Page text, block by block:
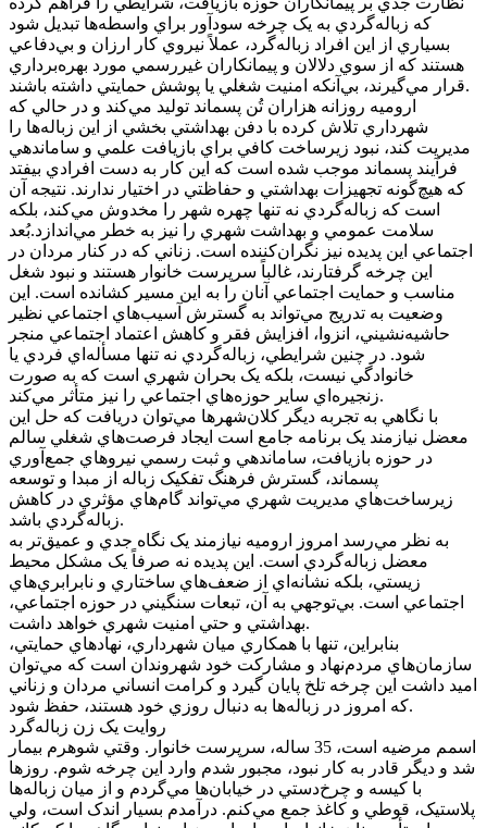
که زباله‌گردي به يک چرخه سودآور براي واسطه‌ها تبديل شود
بسياري از اين افراد زباله‌گرد، عملاً نيروي کار ارزان و بي‌دفاعي
هستند که از سوي دلالان و پيمانکاران غيررسمي مورد بهره‌برداري
قرار مي‌گيرند، بي‌آنکه امنيت شغلي يا پوشش حمايتي داشته باشند.
اروميه روزانه هزاران تُن پسماند توليد مي‌کند و در حالي که
شهرداري تلاش کرده با دفن بهداشتي بخشي از اين زباله‌ها را
مديريت کند، نبود زيرساخت کافي براي بازيافت علمي و ساماندهي
فرآيند پسماند موجب شده است که اين کار به دست افرادي بيفتد
که هيچ‌گونه تجهيزات بهداشتي و حفاظتي در اختيار ندارند. نتيجه آن
است که زباله‌گردي نه تنها چهره شهر را مخدوش مي‌کند، بلکه
سلامت عمومي و بهداشت شهري را نيز به خطر مي‌اندازد.بُعد
اجتماعي اين پديده نيز نگران‌کننده است. زناني که در کنار مردان در
اين چرخه گرفتارند، غالباً سرپرست خانوار هستند و نبود شغل
مناسب و حمايت اجتماعي آنان را به اين مسير کشانده است. اين
وضعيت به تدريج مي‌تواند به گسترش آسيب‌هاي اجتماعي نظير
حاشيه‌نشيني، انزوا، افزايش فقر و کاهش اعتماد اجتماعي منجر
شود. در چنين شرايطي، زباله‌گردي نه تنها مسأله‌اي فردي يا
خانوادگي نيست، بلکه يک بحران شهري است که به صورت
زنجيره‌اي ساير حوزه‌هاي اجتماعي را نيز متأثر مي‌کند.
با نگاهي به تجربه ديگر کلان‌شهرها مي‌توان دريافت که حل اين
معضل نيازمند يک برنامه جامع است ايجاد فرصت‌هاي شغلي سالم
در حوزه بازيافت، ساماندهي و ثبت رسمي نيروهاي جمع‌آوري
پسماند، گسترش فرهنگ تفکيک زباله از مبدا و توسعه
زيرساخت‌هاي مديريت شهري مي‌تواند گام‌هاي مؤثري در کاهش
زباله‌گردي باشد.
به نظر مي‌رسد امروز اروميه نيازمند يک نگاه جدي و عميق‌تر به
معضل زباله‌گردي است. اين پديده نه صرفاً يک مشکل محيط
زيستي، بلکه نشانه‌اي از ضعف‌هاي ساختاري و نابرابري‌هاي
اجتماعي است. بي‌توجهي به آن، تبعات سنگيني در حوزه اجتماعي،
بهداشتي و حتي امنيت شهري خواهد داشت.
بنابراين، تنها با همکاري ميان شهرداري، نهادهاي حمايتي،
سازمان‌هاي مردم‌نهاد و مشارکت خود شهروندان است که مي‌توان
اميد داشت اين چرخه تلخ پايان گيرد و کرامت انساني مردان و زناني
که امروز در زباله‌ها به دنبال روزي خود هستند، حفظ شود.
روايت يک زن زباله‌گرد
اسمم مرضيه است، 35 ساله، سرپرست خانوار. وقتي شوهرم بيمار
شد و ديگر قادر به کار نبود، مجبور شدم وارد اين چرخه شوم. روزها
با کيسه و چرخ‌دستي در خيابان‌ها مي‌گردم و از ميان زباله‌ها
پلاستيک، قوطي و کاغذ جمع مي‌کنم. درآمدم بسيار اندک است، ولي